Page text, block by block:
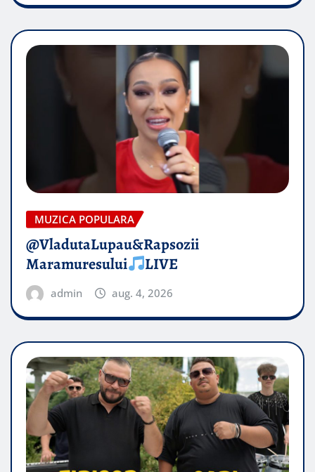
MUZICA POPULARA
@VladutaLupau&Rapsozii
Maramuresului
LIVE
admin aug. 4, 2026